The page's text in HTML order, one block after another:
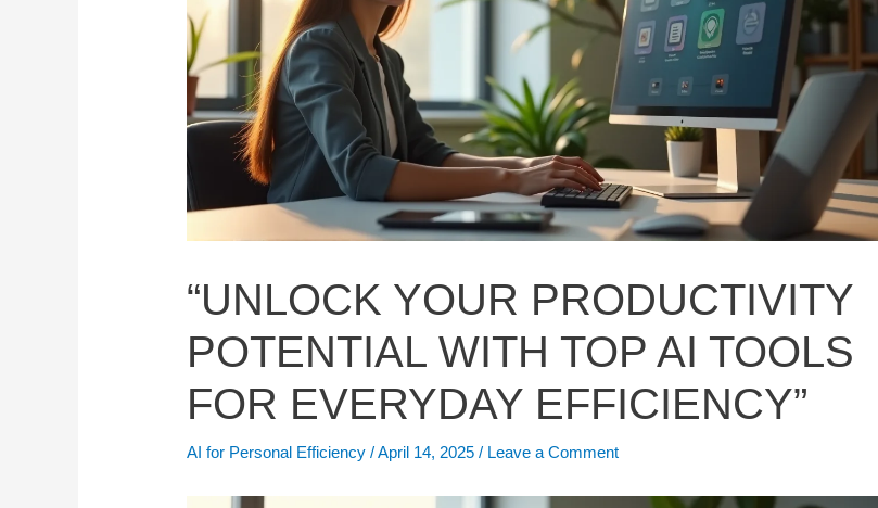
“UNLOCK YOUR PRODUCTIVITY
POTENTIAL WITH TOP AI TOOLS
FOR EVERYDAY EFFICIENCY”
AI for Personal Efficiency /April 14, 2025/ Leave a Comment